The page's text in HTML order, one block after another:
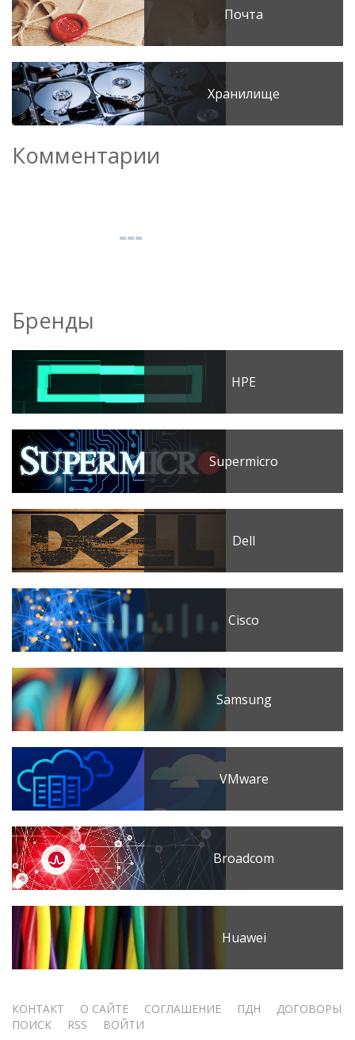
Почта
Хранилище
Комментарии
Бренды
HPE
Supermicro
Dell
Cisco
Samsung
VMware
Broadcom
Huawei
Меню
КОНТАКТ О САЙТЕ СОГЛАШЕНИЕ ПДН
ДОГОВОРЫ
ПОИСК
RSS ВОЙТИ